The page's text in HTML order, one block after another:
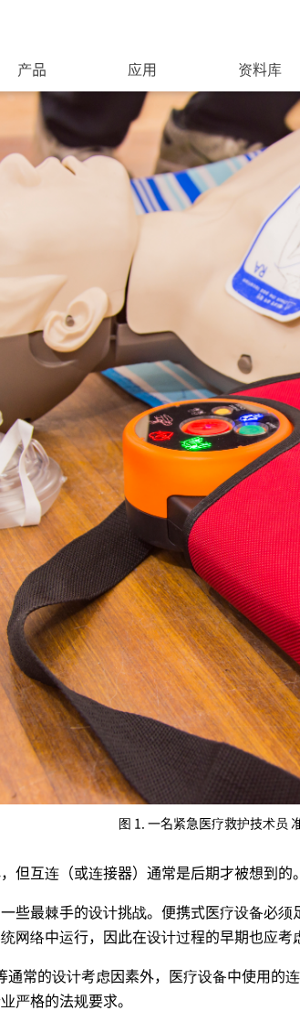
产品 应用 资料库
图 1. 一名紧急医疗救护技术员
但互连（或连接器）通常是后期才被想到
些最棘手的设计挑战。便携式医疗设备必
网络中运行，因此在设计过程的早期也应考
常的设计考虑因素外，医疗设备中使用的
严格的法规要求。